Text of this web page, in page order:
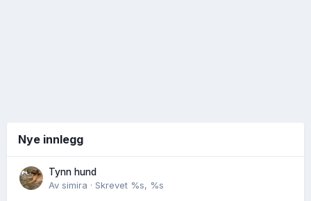
Nye innlegg
Tynn hund
Av simira · Skrevet %s, %s